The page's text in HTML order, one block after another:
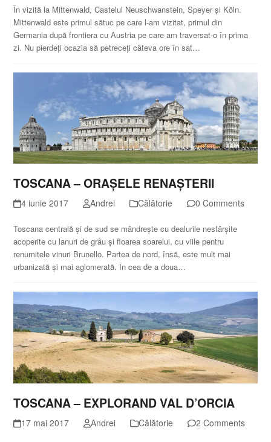
În vizită la Mittenwald, Castelul Neuschwanstein, Speyer și Köln.
Mittenwald este primul sătuc pe care l-am vizitat, primul din
Germania după frontiera cu Austria pe care am traversat-o în prima
zi. Nu pierdeți ocazia să petreceți câteva ore în sat…
TOSCANA – ORAȘELE RENAȘTERII
4 iunie 2017 Andrei Călătorie 0 Comments
Toscana centrală și de sud se mândrește cu dealurile nesfârșite
acoperite cu lanuri de grâu și floarea soarelui, cu viile pentru
renumitele vinuri Brunello. Partea de nord, însă, este mult mai
urbanizată și mai aglomerată. În cea de a doua…
TOSCANA – EXPLORAND VAL D’ORCIA
17 mai 2017 Andrei Călătorie 2 Comments